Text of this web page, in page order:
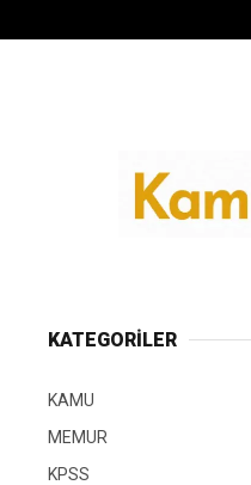
KATEGORİLER
KAMU
MEMUR
KPSS